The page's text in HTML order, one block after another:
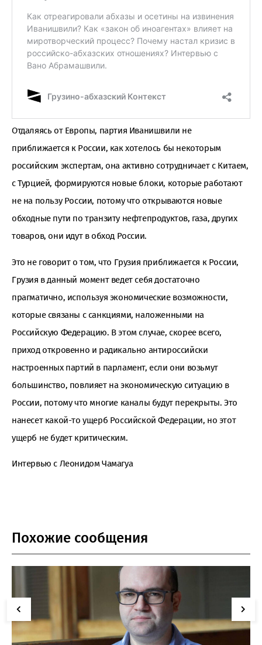
Отдаляясь от Европы, партия Иванишвили не
приближается к России, как хотелось бы некоторым
российским экспертам, она активно сотрудничает с Китаем,
с Турцией, формируются новые блоки, которые работают
не на пользу России, потому что открываются новые
обходные пути по транзиту нефтепродуктов, газа, других
товаров, они идут в обход России.
Это не говорит о том, что Грузия приближается к России,
Грузия в данный момент ведет себя достаточно
прагматично, используя экономические возможности,
которые связаны с санкциями, наложенными на
Российскую Федерацию. В этом случае, скорее всего,
приход откровенно и радикально антироссийски
настроенных партий в парламент, если они возьмут
большинство, повлияет на экономическую ситуацию в
России, потому что многие каналы будут перекрыты. Это
нанесет какой-то ущерб Российской Федерации, но этот
ущерб не будет критическим.
Интервью с Леонидом Чамагуа
Похожие сообщения